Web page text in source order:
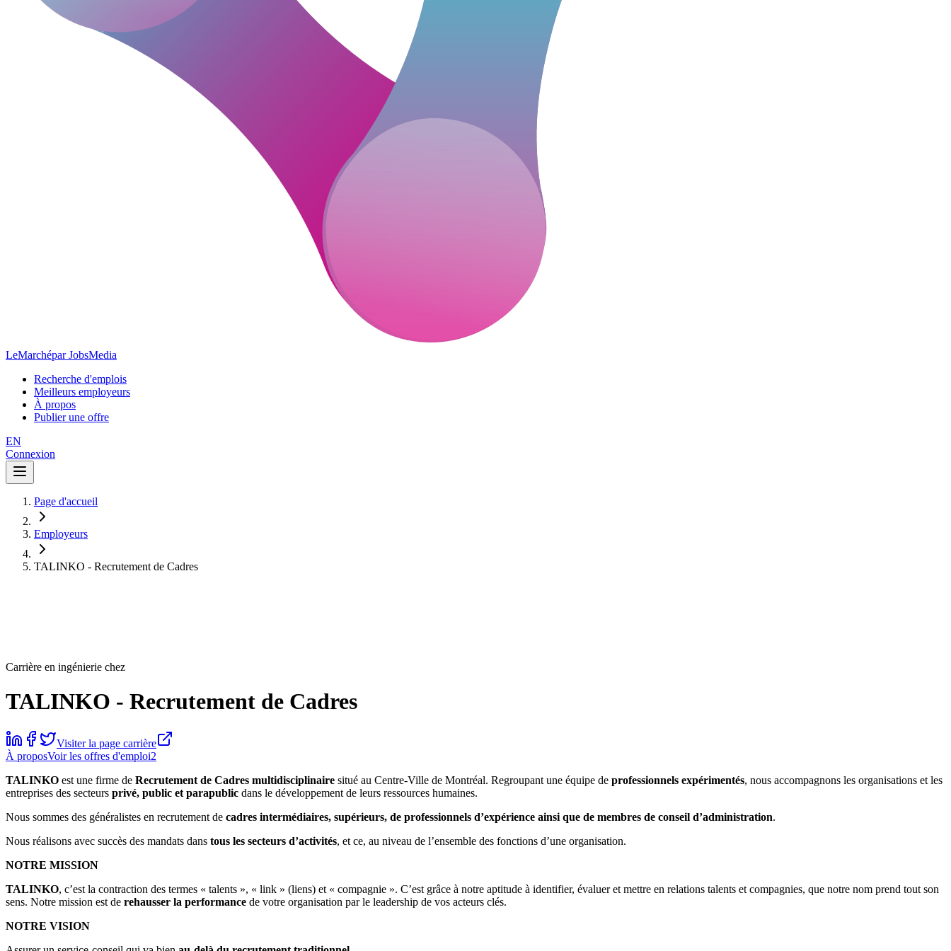
LeMarchépar JobsMedia
Recherche d'emplois
Meilleurs employeurs
À propos
Publier une offre
EN
Connexion
Page d'accueil
Employeurs
TALINKO - Recrutement de Cadres
Carrière en ingénierie chez
TALINKO - Recrutement de Cadres
Visiter la page carrière
À proposVoir les offres d'emploi2
TALINKO est une firme de Recrutement de Cadres multidisciplinaire situé au Centre-Ville de Montréal. Regroupant une équipe de professionnels expérimentés, nous accompagnons les organisations et les
entreprises des secteurs privé, public et parapublic dans le développement de leurs ressources humaines.
Nous sommes des généralistes en recrutement de cadres intermédiaires, supérieurs, de professionnels d’expérience ainsi que de membres de conseil d’administration.
Nous réalisons avec succès des mandats dans tous les secteurs d’activités, et ce, au niveau de l’ensemble des fonctions d’une organisation.
NOTRE MISSION
TALINKO, c’est la contraction des termes « talents », « link » (liens) et « compagnie ». C’est grâce à notre aptitude à identifier, évaluer et mettre en relations talents et compagnies, que notre nom prend tout son
sens. Notre mission est de rehausser la performance de votre organisation par le leadership de vos acteurs clés.
NOTRE VISION